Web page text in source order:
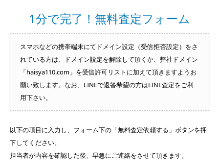
1分で完了！無料査定フォーム
スマホなどの携帯端末にてドメイン設定（受信拒否設定）をさ
れている方は、ドメイン設定を解除して頂くか、弊社ドメイン
「haisya110.com」を受信許可リストに加えて頂きますようお
願い致します。なお、LINEで返答希望の方はLINE査定をご利
用下さい。
以下の項目に入力し、フォーム下の「無料査定依頼する」ボタンを押
下してください。
担当者が内容を確認した後、早急にご連絡をさせて頂きます。